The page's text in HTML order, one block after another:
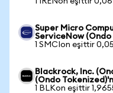
Super Micro
ServiceNow
1 SMCIon eşittir
Blackrock, Inc.
(Ondo
1 BLKon eşittir